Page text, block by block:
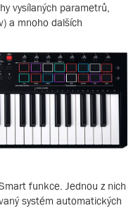
vysílaných parametrů,
a mnoho dalších
funkce. Jednou z nich
systém automatických